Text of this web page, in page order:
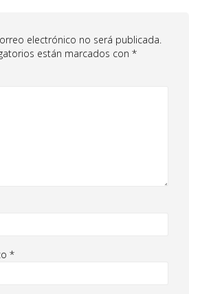
electrónico no será publicada.
están marcados con *
*